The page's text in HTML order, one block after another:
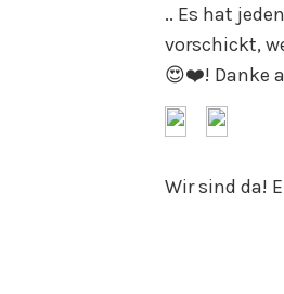
.. Es hat
vorschickt,
😍❤️! Danke
Wir sind da!